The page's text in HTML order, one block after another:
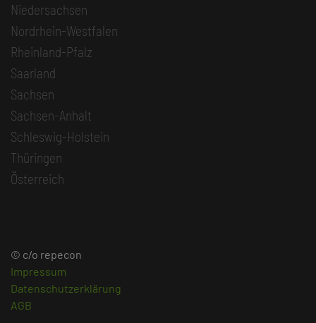
Niedersachsen
Nordrhein-Westfalen
Rheinland-Pfalz
Saarland
Sachsen
Sachsen-Anhalt
Schleswig-Holstein
Thüringen
Österreich
© c/o repecon
Impressum
Datenschutzerklärung
AGB